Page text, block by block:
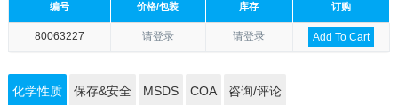
编号 价格/包装 库存 订购
80063227 请登录 请登录 Add To Cart
化学性质 保存&安全 MSDS COA 咨询/评论